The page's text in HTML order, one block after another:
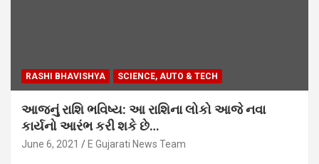
RASHI BHAVISHYA SCIENCE, AUTO & TECH
આજનું રાશિ ભવિષ્ય: આ રાશિના લોકો આજે નવા
કાર્યનો આરંભ કરી શકે છે…
June 6, 2021 E Gujarati News Team